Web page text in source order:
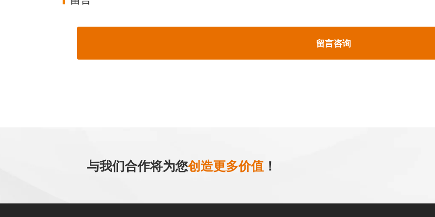
留言咨询
与我们合作将为您创造更多价值 ！